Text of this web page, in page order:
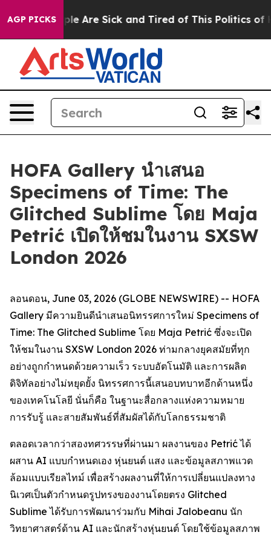
AGP PICKS
“People Are Sick and Tired of This Politics of
HOFA Gallery นำเสนอ
Specimens of Time: The
Glitched Sublime โดย Maja
Petrić เปิดให้ชมในงาน SXSW
London 2026
ลอนดอน, June 03, 2026 (GLOBE NEWSWIRE) -- HOFA
Gallery มีความยินดีนำเสนอนิทรรศการใหม่ Specimens of
Time: The Glitched Sublime โดย Maja Petrić ซึ่งจะเปิด
ให้ชมในงาน SXSW London 2026 ท่ามกลางยุคสมัยที่ทุก
อย่างถูกกำหนดด้วยความเร็ว ระบบอัตโนมัติ และการผลิต
ดิจิทัลอย่างไม่หยุดยั้ง นิทรรศการนี้เสนอบทบาทอีกด้านหนึ่ง
ของเทคโนโลยี นั่นก็คือ ในฐานะสื่อกลางแห่งความหมาย
การรับรู้ และสายสัมพันธ์ที่สัมผัสได้กับโลกธรรมชาติ
ตลอดเวลากว่าสองทศวรรษที่ผ่านมา ผลงานของ Petrić ได้
ผสาน AI แบบกำหนดเอง หุ่นยนต์ แสง และข้อมูลสภาพแวด
ล้อมแบบเรียลไทม์ เพื่อสร้างผลงานที่ให้การเปลี่ยนแปลงทาง
นิเวศเป็นตัวกำหนดรูปทรงของงานโดยตรง Glitched
Sublime ได้รับการพัฒนาร่วมกับ Mihai Jalobeanu นัก
วิทยาศาสตร์ด้าน AI และนักสร้างหุ่นยนต์ โดยใช้ข้อมูลสภาพ